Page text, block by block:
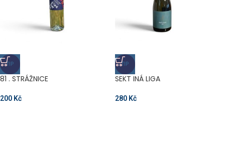
TIP
81 . STRÁŽNICE
200 Kč
TIP
SEKT INÁ LIGA
280 Kč